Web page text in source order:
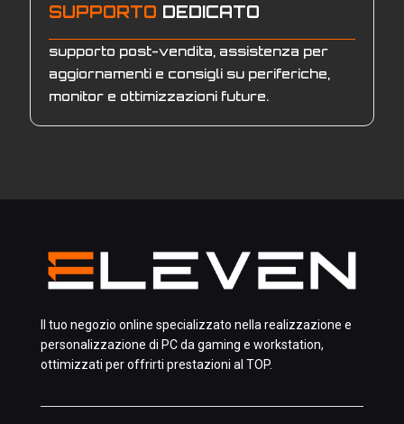
SUPPORTO DEDICATO
supporto post-vendita, assistenza per
aggiornamenti e consigli su periferiche,
monitor e ottimizzazioni future.
Il tuo negozio online specializzato nella realizzazione e
personalizzazione di PC da gaming e workstation,
ottimizzati per offrirti prestazioni al TOP.